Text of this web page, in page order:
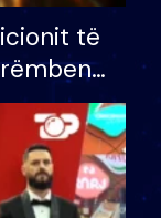
të
eurosh